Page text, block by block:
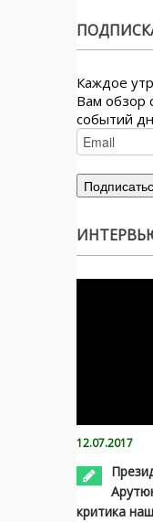
Каждое
Вам обзор
событий
12.07.2017
критика